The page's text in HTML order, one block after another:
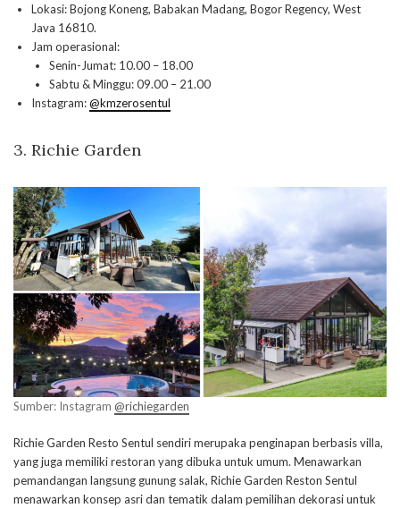
Lokasi: Bojong Koneng, Babakan Madang, Bogor Regency, West
Java 16810.
Jam operasional:
Senin-Jumat: 10.00 – 18.00
Sabtu & Minggu: 09.00 – 21.00
Instagram:@kmzerosentul
3. Richie Garden
Sumber: Instagram @richiegarden
Richie Garden Resto Sentul sendiri merupaka penginapan berbasis villa,
yang juga memiliki restoran yang dibuka untuk umum. Menawarkan
pemandangan langsung gunung salak, Richie Garden Reston Sentul
menawarkan konsep asri dan tematik dalam pemilihan dekorasi untuk